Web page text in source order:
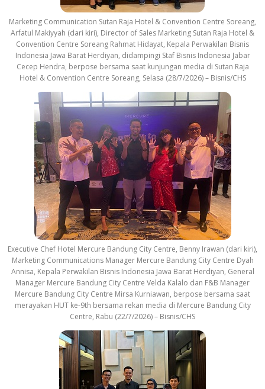
Marketing Communication Sutan Raja Hotel & Convention Centre Soreang,
Arfatul Makiyyah (dari kiri), Director of Sales Marketing Sutan Raja Hotel &
Convention Centre Soreang Rahmat Hidayat, Kepala Perwakilan Bisnis
Indonesia Jawa Barat Herdiyan, didampingi Staf Bisnis Indonesia Jabar
Cecep Hendra, berpose bersama saat kunjungan media di Sutan Raja
Hotel & Convention Centre Soreang, Selasa (28/7/2026) – Bisnis/CHS
Executive Chef Hotel Mercure Bandung City Centre, Benny Irawan (dari kiri),
Marketing Communications Manager Mercure Bandung City Centre Dyah
Annisa, Kepala Perwakilan Bisnis Indonesia Jawa Barat Herdiyan, General
Manager Mercure Bandung City Centre Velda Kalalo dan F&B Manager
Mercure Bandung City Centre Mirsa Kurniawan, berpose bersama saat
merayakan HUT ke-9th bersama rekan media di Mercure Bandung City
Centre, Rabu (22/7/2026) – Bisnis/CHS